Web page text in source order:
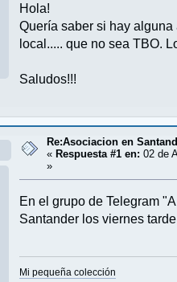
Hola!
Quería saber si hay
local..... que no sea TBO.
Saludos!!!
Re:Asociacion en
« Respuesta #1 en: 02 de
»
En el grupo de Telegram
Santander los viernes
Mi pequeña colección